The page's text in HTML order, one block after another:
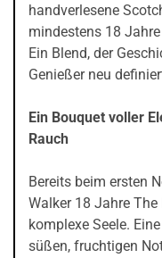
handverlesene
mindestens 18
Ein Blend, der
Genießer neu
Ein Bouquet voller
Rauch
Bereits beim ersten
Walker 18 Jahre
komplexe Seele.
süßen, fruchtigen